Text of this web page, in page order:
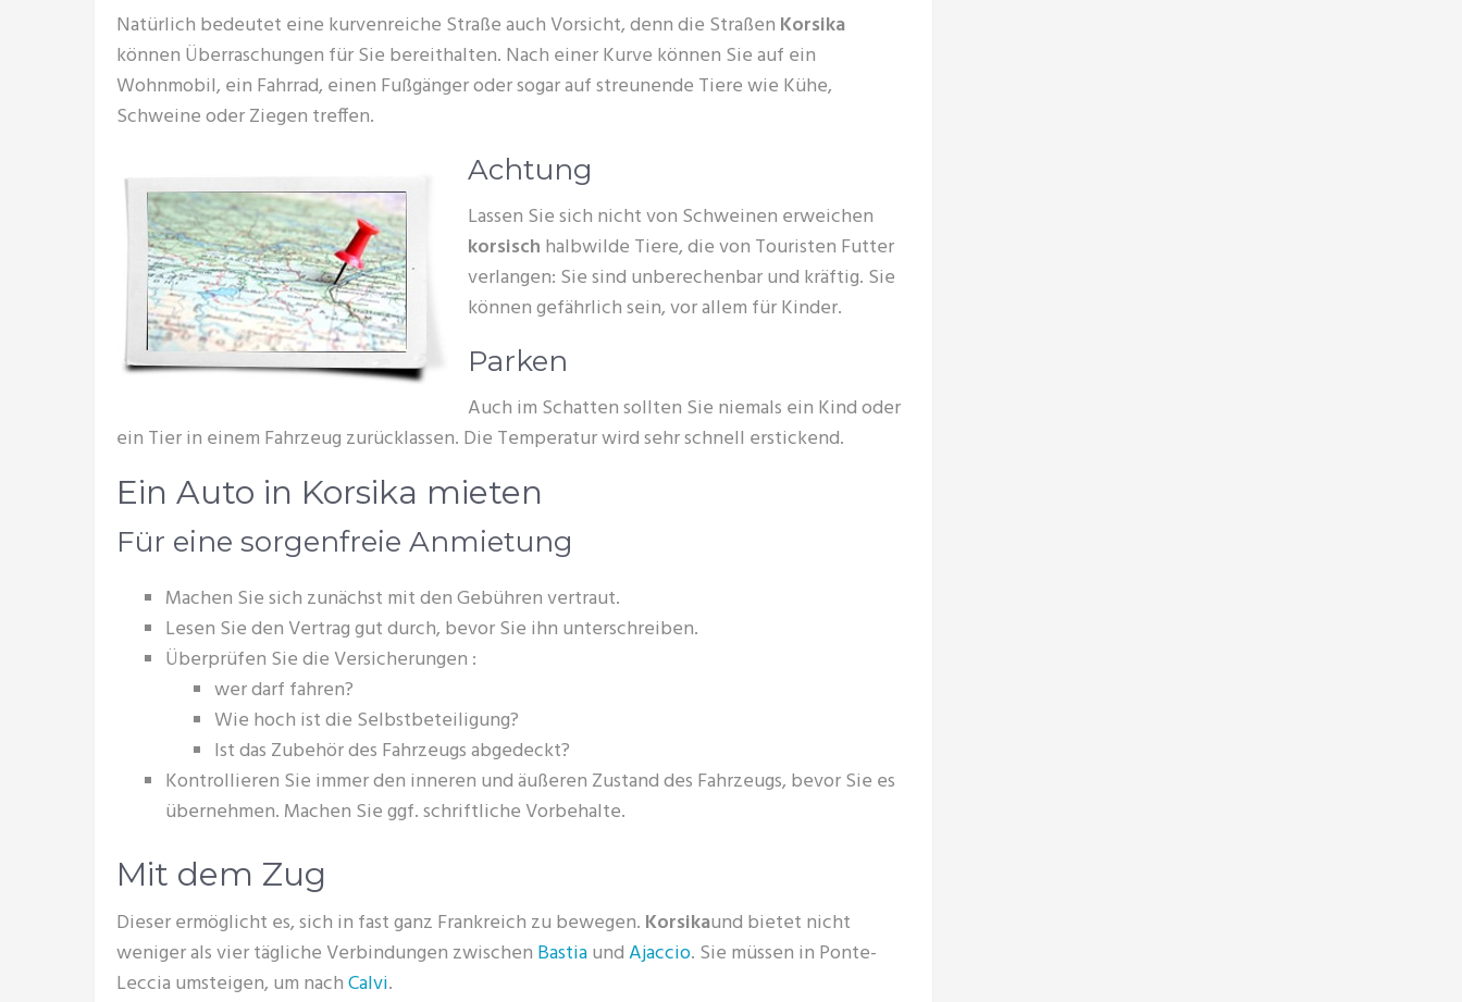
Natürlich bedeutet eine kurvenreiche Straße auch Vorsicht, denn die Straßen Korsika
können Überraschungen für Sie bereithalten. Nach einer Kurve können Sie auf ein
Wohnmobil, ein Fahrrad, einen Fußgänger oder sogar auf streunende Tiere wie Kühe,
Schweine oder Ziegen treffen.
Achtung
Lassen Sie sich nicht von Schweinen erweichen
korsisch halbwilde Tiere, die von Touristen Futter
verlangen: Sie sind unberechenbar und kräftig. Sie
können gefährlich sein, vor allem für Kinder.
Parken
Auch im Schatten sollten Sie niemals ein Kind oder
ein Tier in einem Fahrzeug zurücklassen. Die Temperatur wird sehr schnell erstickend.
Ein Auto in Korsika mieten
Für eine sorgenfreie Anmietung
Machen Sie sich zunächst mit den Gebühren vertraut.
Lesen Sie den Vertrag gut durch, bevor Sie ihn unterschreiben.
Überprüfen Sie die Versicherungen :
wer darf fahren?
Wie hoch ist die Selbstbeteiligung?
Ist das Zubehör des Fahrzeugs abgedeckt?
Kontrollieren Sie immer den inneren und äußeren Zustand des Fahrzeugs, bevor Sie es
übernehmen. Machen Sie ggf. schriftliche Vorbehalte.
Mit dem Zug
Dieser ermöglicht es, sich in fast ganz Frankreich zu bewegen. Korsikaund bietet nicht
weniger als vier tägliche Verbindungen zwischen BastiaundAjaccio. Sie müssen in Ponte-
Leccia umsteigen, um nachCalvi.